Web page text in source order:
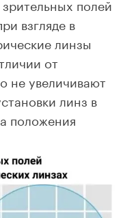
полей
взгляде в
линзы
от
не увеличивают
линз в
положения